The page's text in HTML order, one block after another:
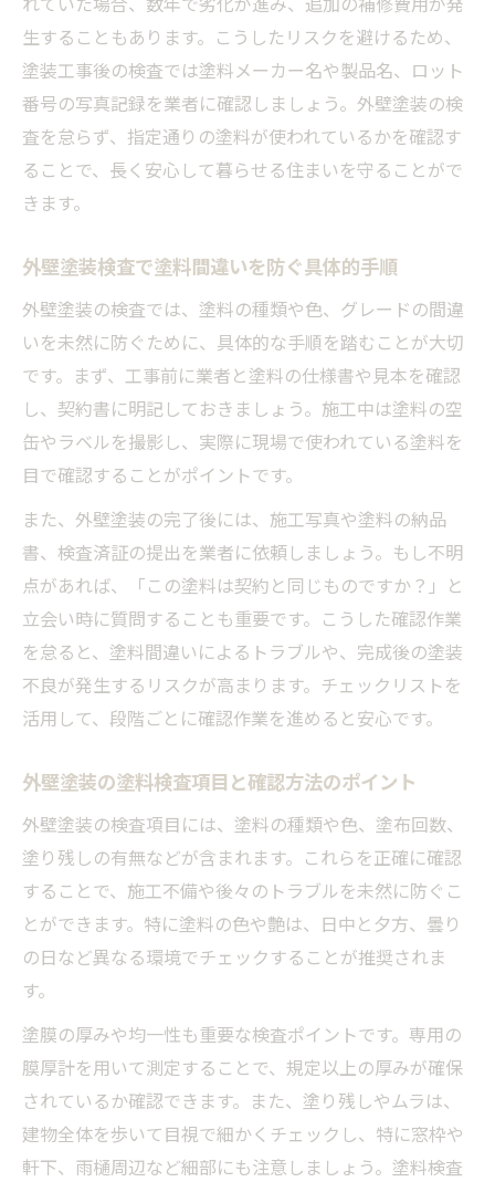
生することもあります。こうしたリスクを避けるため、
塗装工事後の検査では塗料メーカー名や製品名、ロット
番号の写真記録を業者に確認しましょう。外壁塗装の検
査を怠らず、指定通りの塗料が使われているかを確認す
ることで、長く安心して暮らせる住まいを守ることがで
きます。
外壁塗装検査で塗料間違いを防ぐ具体的手順
外壁塗装の検査では、塗料の種類や色、グレードの間違
いを未然に防ぐために、具体的な手順を踏むことが大切
です。まず、工事前に業者と塗料の仕様書や見本を確認
し、契約書に明記しておきましょう。施工中は塗料の空
缶やラベルを撮影し、実際に現場で使われている塗料を
目で確認することがポイントです。
また、外壁塗装の完了後には、施工写真や塗料の納品
書、検査済証の提出を業者に依頼しましょう。もし不明
点があれば、「この塗料は契約と同じものですか？」と
立会い時に質問することも重要です。こうした確認作業
を怠ると、塗料間違いによるトラブルや、完成後の塗装
不良が発生するリスクが高まります。チェックリストを
活用して、段階ごとに確認作業を進めると安心です。
外壁塗装の塗料検査項目と確認方法のポイント
外壁塗装の検査項目には、塗料の種類や色、塗布回数、
塗り残しの有無などが含まれます。これらを正確に確認
することで、施工不備や後々のトラブルを未然に防ぐこ
とができます。特に塗料の色や艶は、日中と夕方、曇り
の日など異なる環境でチェックすることが推奨されま
す。
塗膜の厚みや均一性も重要な検査ポイントです。専用の
膜厚計を用いて測定することで、規定以上の厚みが確保
されているか確認できます。また、塗り残しやムラは、
建物全体を歩いて目視で細かくチェックし、特に窓枠や
軒下、雨樋周辺など細部にも注意しましょう。塗料検査